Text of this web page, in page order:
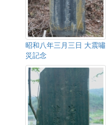
昭和八年三月三日 大震嘯
災記念